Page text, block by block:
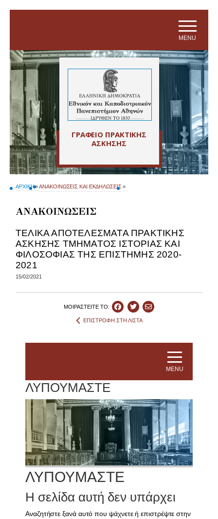
MENU
ΓΡΑΦΕΙΟ ΠΡΑΚΤΙΚΗΣ
ΑΣΚΗΣΗΣ
ΑΡΧΙΚΗ»ΑΝΑΚΟΙΝΩΣΕΙΣ ΚΑΙ ΕΚΔΗΛΩΣΕΙΣ »
ΑΝΑΚΟΙΝΩΣΕΙΣ
ΤΕΛΙΚΑ ΑΠΟΤΕΛΕΣΜΑΤΑ ΠΡΑΚΤΙΚΗΣ
ΑΣΚΗΣΗΣ ΤΜΗΜΑΤΟΣ ΙΣΤΟΡΙΑΣ ΚΑΙ
ΦΙΛΟΣΟΦΙΑΣ ΤΗΣ ΕΠΙΣΤΗΜΗΣ 2020-
2021
15/02/2021
ΜΟΙΡΑΣΤEIΤΕ ΤΟ:
ΕΠΙΣΤΡΟΦΗ ΣΤΗ ΛΙΣΤΑ